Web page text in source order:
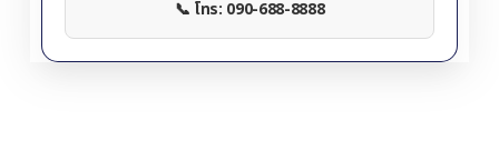
📞 โทร: 090-688-8888